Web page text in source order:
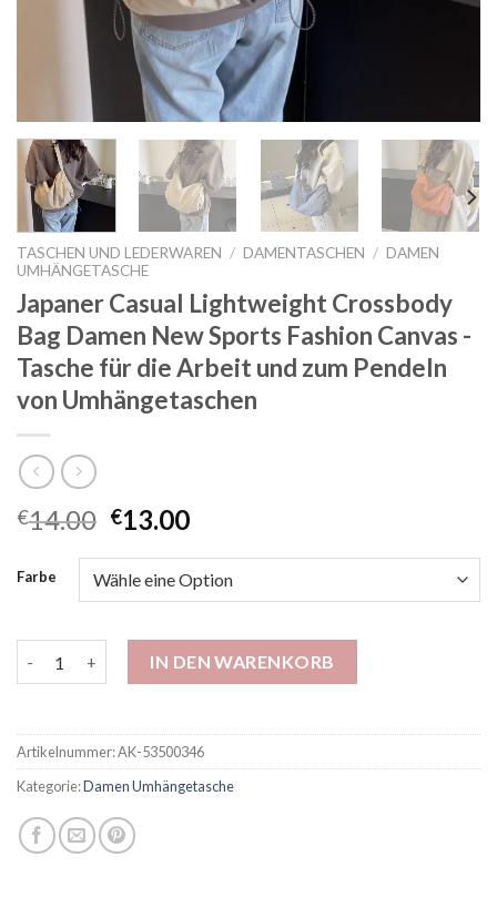
TASCHEN UND LEDERWAREN / DAMENTASCHEN / DAMEN
UMHÄNGETASCHE
Japaner Casual Lightweight Crossbody
Bag Damen New Sports Fashion Canvas -
Tasche für die Arbeit und zum Pendeln
von Umhängetaschen
€14.00 €13.00
Farbe
IN DEN WARENKORB
Artikelnummer:AK-53500346
Kategorie:Damen Umhängetasche